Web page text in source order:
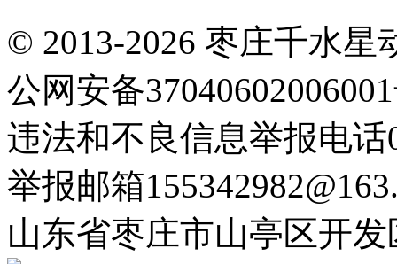
© 2013-2026 枣庄千水
公网安备
违法和不良信息举报电话
举报邮箱
山东省枣庄市山亭区开